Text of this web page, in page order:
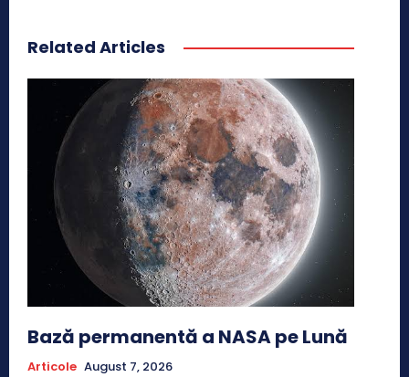
Related Articles
Bază permanentă a NASA pe Lună
Articole August 7, 2026